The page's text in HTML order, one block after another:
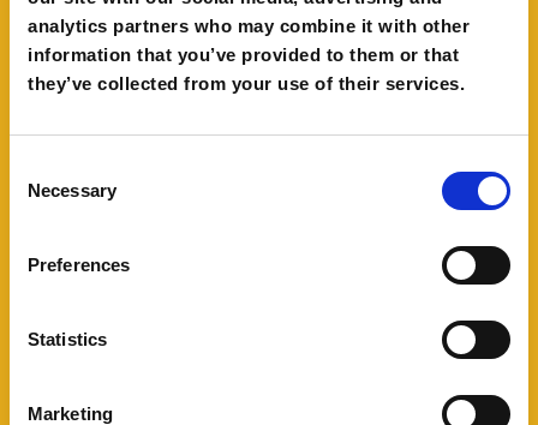
analytics partners who may combine it with other
information that you’ve provided to them or that
they’ve collected from your use of their services.
Selection
Necessary
Preferences
Statistics
Marketing